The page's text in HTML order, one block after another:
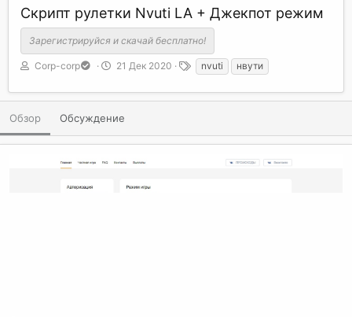
Скрипт рулетки Nvuti LA + Джекпот режим
Зарегистрируйся и скачай бесплатно!
А
т
р
Corp-corp
Д
т
с
о
д
21 Дек 2020
е
г
nvuti нвути
Обзор Обсуждение